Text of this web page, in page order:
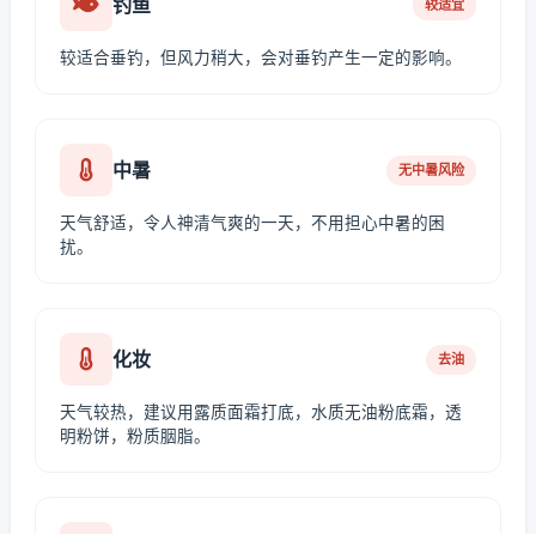
较适宜
较适合垂钓，但风力稍大，会对垂钓产生一定的影响。
中暑 无中暑风险
天气舒适，令人神清气爽的一天，不用担心中暑的困
扰。
化妆 去油
天气较热，建议用露质面霜打底，水质无油粉底霜，透
明粉饼，粉质胭脂。